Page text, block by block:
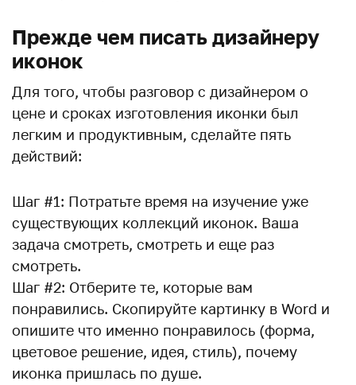
Прежде чем писать дизайнеру
иконок
Для того, чтобы разговор с дизайнером о
цене и сроках изготовления иконки был
легким и продуктивным, сделайте пять
действий:
Шаг #1: Потратьте время на изучение уже
существующих коллекций иконок. Ваша
задача смотреть, смотреть и еще раз
смотреть.
Шаг #2: Отберите те, которые вам
понравились. Скопируйте картинку в Word и
опишите что именно понравилось (форма,
цветовое решение, идея, стиль), почему
иконка пришлась по душе.